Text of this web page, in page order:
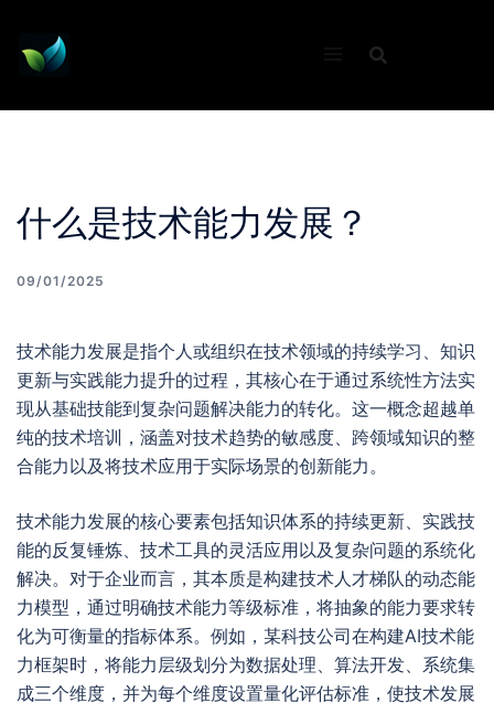
content
什么是技术能力发展？
09/01/2025
技术能力发展是指个人或组织在技术领域的持续学习、知识
更新与实践能力提升的过程，其核心在于通过系统性方法实
现从基础技能到复杂问题解决能力的转化。这一概念超越单
纯的技术培训，涵盖对技术趋势的敏感度、跨领域知识的整
合能力以及将技术应用于实际场景的创新能力。
技术能力发展的核心要素包括知识体系的持续更新、实践技
能的反复锤炼、技术工具的灵活应用以及复杂问题的系统化
解决。对于企业而言，其本质是构建技术人才梯队的动态能
力模型，通过明确技术能力等级标准，将抽象的能力要求转
化为可衡量的指标体系。例如，某科技公司在构建AI技术能
力框架时，将能力层级划分为数据处理、算法开发、系统集
成三个维度，并为每个维度设置量化评估标准，使技术发展